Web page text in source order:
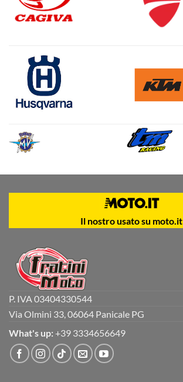
Il nostro usato su moto.it
P. IVA 03404330544
Via Olmini 33, 06064 Panicale PG
What's up: +39 3334656649